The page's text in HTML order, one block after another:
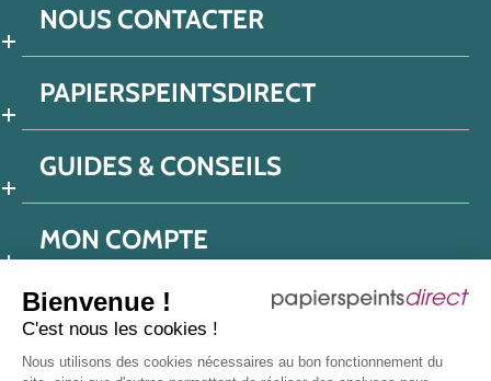
Bienvenue !
C'est nous les cookies !
Nous utilisons des cookies nécessaires au bon fonctionnement du
NOUS CONTACTER
PAPIERSPEINTSDIRECT
GUIDES & CONSEILS
MON COMPTE